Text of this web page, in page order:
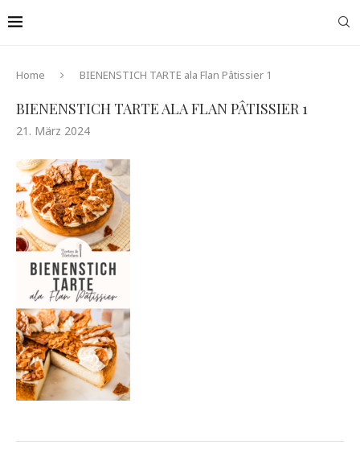
Home BIENENSTICH TARTE ala Flan Pâtissier 1
BIENENSTICH TARTE ALA FLAN PÂTISSIER 1
21. März 2024